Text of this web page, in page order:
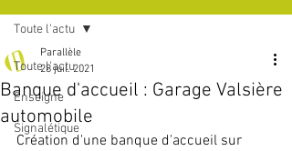
Toute l'actu
Enseigne
Signalétique
Toute l'actu
Banque d'accueil : Garage Valsière
automobile
Parallèle
28 juil. 2021
Création d'une banque d'accueil sur